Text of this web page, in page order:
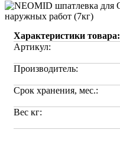
Характеристики товара:
Артикул:
Производитель:
Срок хранения, мес.:
Вес кг: